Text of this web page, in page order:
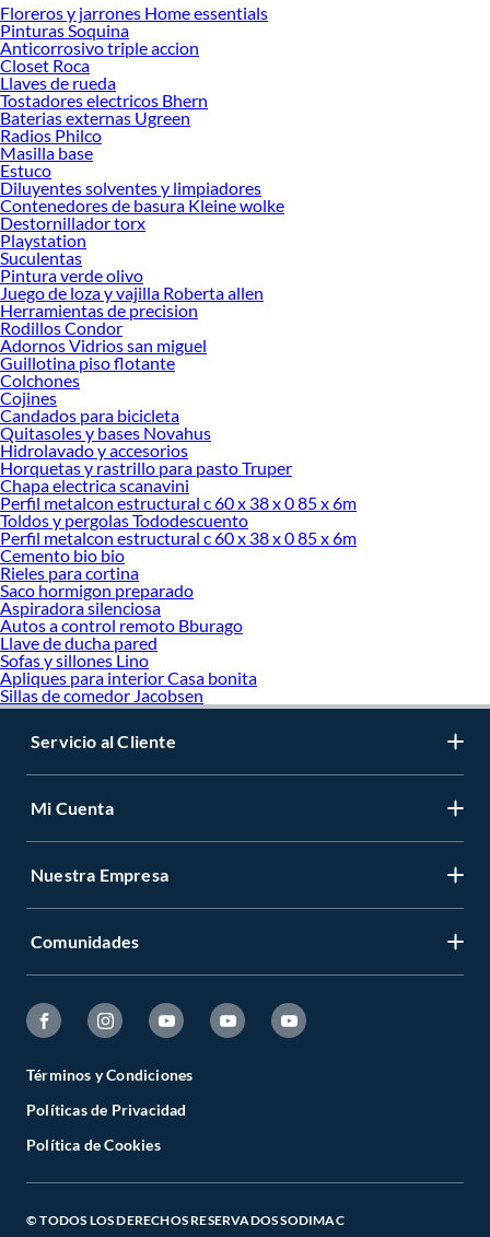
Desde remodelaciones hasta proyectos de decoración, estamos aquí para hacer
tus ideas realidad. ¡Visítanos y encuentra todo lo que tenemos para ofrecerte en
Pisos y revestimientos!
Explora la variedad de productos de Pisos y revestimientos en Sodimac
Herramientas, materiales y accesorios de calidad para tus proyectos y
renovación de espacios. ¡Visítanos y descubre todo lo que tenemos para
ofrecerte!
Encuentra una amplia variedad de productos de Pisos y revestimientos en
Sodimac. Encuentra todo lo necesario para tus proyectos de renovación y
decoración. ¡Visítanos y haz tus ideas realidad!
Floreros y jarrones Home essentials
Pinturas Soquina
Anticorrosivo triple accion
Closet Roca
Llaves de rueda
Tostadores electricos Bhern
Baterias externas Ugreen
Radios Philco
Masilla base
Estuco
Diluyentes solventes y limpiadores
Contenedores de basura Kleine wolke
Destornillador torx
Playstation
Suculentas
Pintura verde olivo
Juego de loza y vajilla Roberta allen
Herramientas de precision
Rodillos Condor
Adornos Vidrios san miguel
Guillotina piso flotante
Colchones
Cojines
Candados para bicicleta
Quitasoles y bases Novahus
Hidrolavado y accesorios
Horquetas y rastrillo para pasto Truper
Chapa electrica scanavini
Perfil metalcon estructural c 60 x 38 x 0 85 x 6m
Toldos y pergolas Tododescuento
Perfil metalcon estructural c 60 x 38 x 0 85 x 6m
Cemento bio bio
Rieles para cortina
Saco hormigon preparado
Aspiradora silenciosa
Autos a control remoto Bburago
Llave de ducha pared
Sofas y sillones Lino
Apliques para interior Casa bonita
Sillas de comedor Jacobsen
Servicio al Cliente
Mi Cuenta
Nuestra Empresa
Comunidades
Términos y Condiciones
Políticas de Privacidad
Política de Cookies
© TODOS LOS DERECHOS RESERVADOS SODIMAC